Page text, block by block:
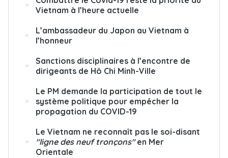
Vietnam à l’heure actuelle
L’ambassadeur du Japon au Vietnam à
l’honneur
Sanctions disciplinaires à l’encontre de
dirigeants de Hô Chi Minh-Ville
Le PM demande la participation de tout le
système politique pour empêcher la
propagation du COVID-19
Le Vietnam ne reconnaît pas le soi-disant
"ligne des neuf tronçons"en Mer
Orientale